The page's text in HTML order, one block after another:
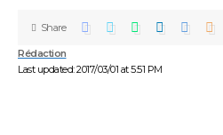
Last updated: 2017/03/01 at 5:51 PM
Rédaction
Share